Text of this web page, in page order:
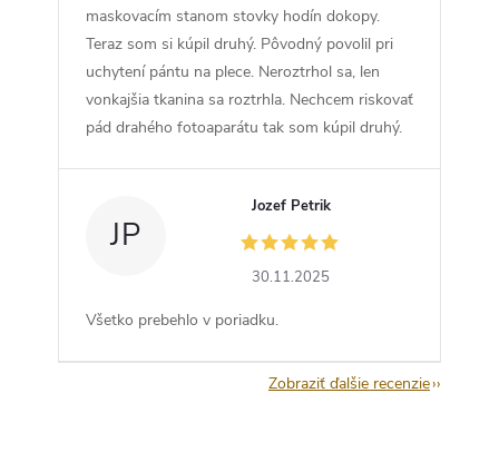
maskovacím stanom stovky hodín dokopy.
Teraz som si kúpil druhý. Pôvodný povolil pri
uchytení pántu na plece. Neroztrhol sa, len
vonkajšia tkanina sa roztrhla. Nechcem riskovať
pád drahého fotoaparátu tak som kúpil druhý.
JP
Jozef Petrik
30.11.2025
Všetko prebehlo v poriadku.
Zobraziť ďalšie recenzie